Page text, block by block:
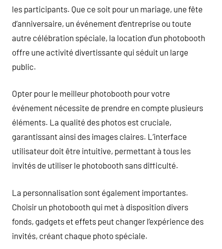
les participants. Que ce soit pour un mariage, une fête
d’anniversaire, un événement d’entreprise ou toute
autre célébration spéciale, la location d’un photobooth
offre une activité divertissante qui séduit un large
public.
Opter pour le meilleur photobooth pour votre
événement nécessite de prendre en compte plusieurs
éléments. La qualité des photos est cruciale,
garantissant ainsi des images claires. L’interface
utilisateur doit être intuitive, permettant à tous les
invités de utiliser le photobooth sans difficulté.
La personnalisation sont également importantes.
Choisir un photobooth qui met à disposition divers
fonds, gadgets et effets peut changer l’expérience des
invités, créant chaque photo spéciale.